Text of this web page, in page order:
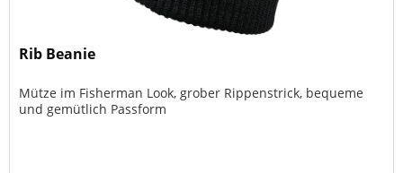
Rib Beanie
Mütze im Fisherman Look, grober Rippenstrick, bequeme
und gemütlich Passform